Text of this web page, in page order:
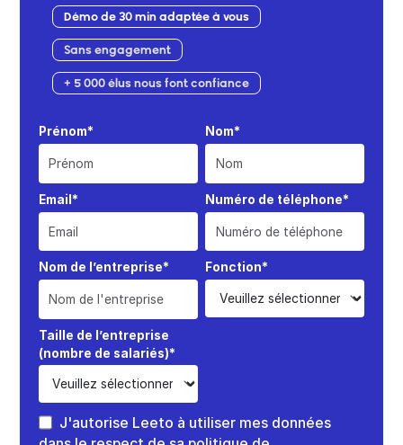
Démo de 30 min adaptée à vous
Sans engagement
+ 5 000 élus nous font confiance
Prénom* Nom*
Email* Numéro de téléphone*
Nom de l’entreprise* Fonction*
Taille de l’entreprise
(nombre de salariés)*
J'autorise Leeto à utiliser mes données